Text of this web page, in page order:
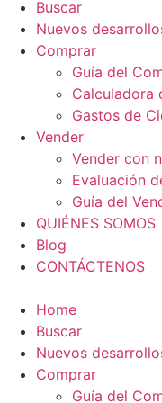
Buscar
Nuevos
Comprar
Guía del
Calculadora
Gastos de
Vender
Vender con
Evaluación
Guía del
QUIÉNES SOMOS
Blog
CONTÁCTENOS
Home
Buscar
Nuevos
Comprar
Guía del